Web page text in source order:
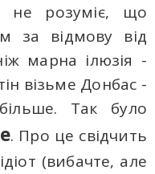
не розуміє, що
за відмову від
марна ілюзія -
візьме Донбас -
Так було
. Про це свідчить
(вибачте, але